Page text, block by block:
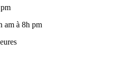
am à 8h pm